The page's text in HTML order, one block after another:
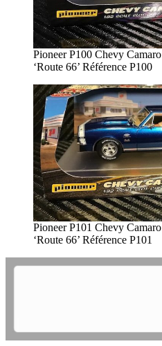
Pioneer P100 Chevy
‘Route 66’ Référence P100
Pioneer P101 Chevy
‘Route 66’ Référence P101